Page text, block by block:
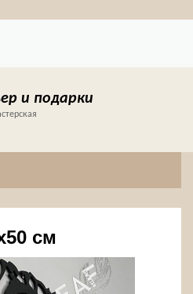
и подарки
см